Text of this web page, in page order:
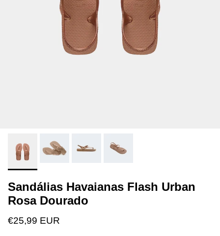
Sandálias Havaianas Flash Urban
Rosa Dourado
€25,99 EUR